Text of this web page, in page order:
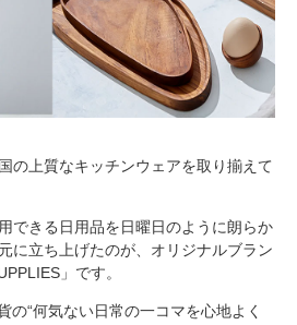
の上質なキッチンウェアを取り揃えて
できる日用品を日曜日のように朗らか
に立ち上げたのが、オリジナルブラン
」です。
の“何気ない日常の一コマを心地よく